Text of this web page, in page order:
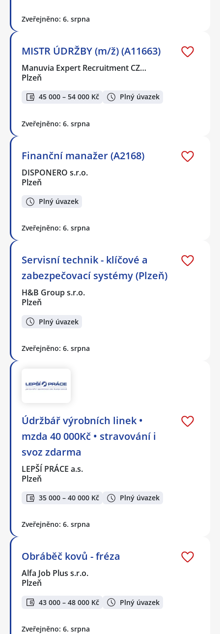
Zveřejněno: 6. srpna
MISTR ÚDRŽBY (m/ž) (A11663)
Manuvia Expert Recruitment CZ…
Plzeň
45 000 – 54 000 Kč Plný úvazek
Zveřejněno: 6. srpna
Finanční manažer (A2168)
DISPONERO s.r.o.
Plzeň
Plný úvazek
Zveřejněno: 6. srpna
Servisní technik - klíčové a
zabezpečovací systémy (Plzeň)
H&B Group s.r.o.
Plzeň
Plný úvazek
Zveřejněno: 6. srpna
Údržbář výrobních linek •
mzda 40 000Kč • stravování i
svoz zdarma
LEPŠÍ PRÁCE a.s.
Plzeň
35 000 – 40 000 Kč Plný úvazek
Zveřejněno: 6. srpna
Obráběč kovů - fréza
Alfa Job Plus s.r.o.
Plzeň
43 000 – 48 000 Kč Plný úvazek
Zveřejněno: 6. srpna